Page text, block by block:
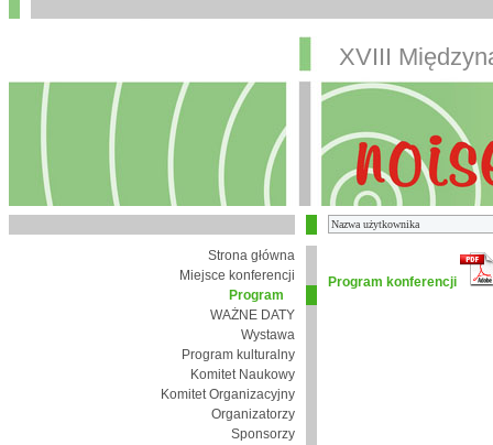
XVIII
Strona główna
Miejsce konferencji
Program
WAŻNE DATY
Wystawa
Program kulturalny
Komitet Naukowy
Komitet Organizacyjny
Organizatorzy
Sponsorzy
Program konferencji